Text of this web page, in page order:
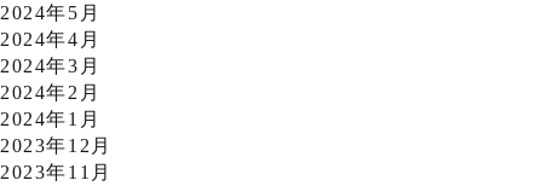
2024年5月
2024年4月
2024年3月
2024年2月
2024年1月
2023年12月
2023年11月